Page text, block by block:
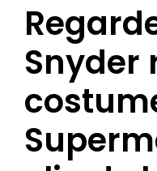
Snyder